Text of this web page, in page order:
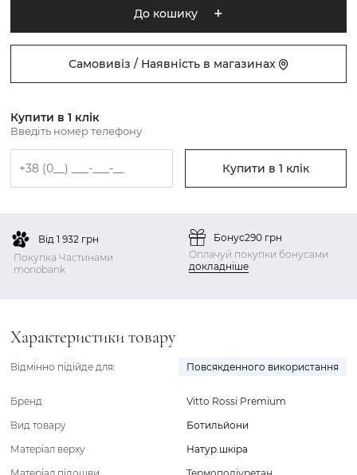
До кошику
Самовивіз / Наявність в магазинах
Купити в 1 клік
Введіть номер телефону
Купити в 1 клік
Від 1 932 грн
Покупка Частинами
monobank
Бонус290 грн
Оплачуй покупки бонусами
докладніше
Характеристики товару
Відмінно підійде для: Повсякденного використання
Бренд
Vitto Rossi Premium
Вид товару
Ботильйони
Матеріал верху
Натур.шкіра